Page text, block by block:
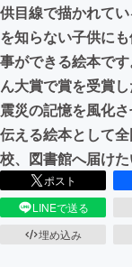
供目線で描かれて
を知らない子供に
事ができる絵本で
ん大賞で賞を受賞し
震災の記憶を風化
伝える絵本として
校、図書館へ届けた
ポスト
LINEで送る
埋め込み